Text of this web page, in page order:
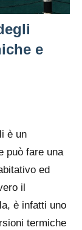
e
è un
può fare una
ed
il
è infatti uno
termiche